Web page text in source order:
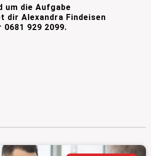
um die Aufgabe
dir Alexandra Findeisen
0681 929 2099.